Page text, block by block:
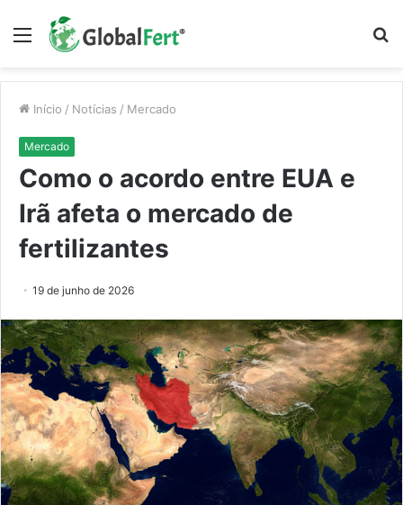
Menu
Início / Notícias / Mercado
Mercado
Como o acordo entre EUA e
Irã afeta o mercado de
fertilizantes
19 de junho de 2026